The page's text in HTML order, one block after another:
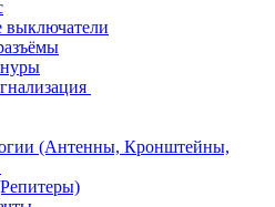
выключатели
(Антенны, Кронштейны,